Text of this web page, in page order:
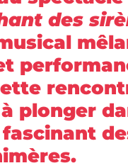
des
plonger
fascinant